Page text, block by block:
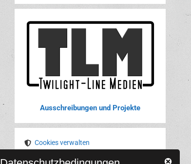
Ausschreibungen und Projekte
Cookies verwalten